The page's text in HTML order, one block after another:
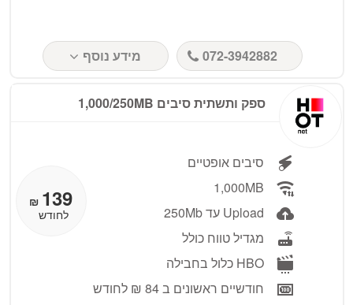
072-3942882 מידע נוסף
ספק ותשתית סיבים 1,000/250MB
סיבים אופטיים
1,000MB
Upload עד 250Mb
מגדיל טווח כולל
HBO כלול בחבילה
חודשיים ראשונים ב 84 ₪ לחודש
139
₪
לחודש